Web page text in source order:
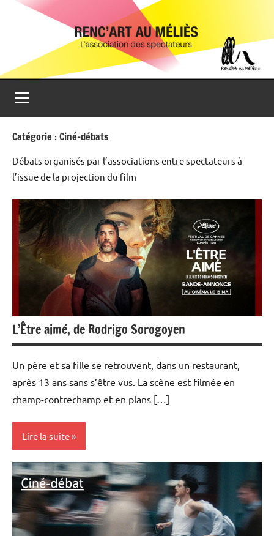
Renc'Art
Méliès
Association
spectateurs
du
cinéma
Le
Montreuil
Catégorie :Ciné-débats
Débats organisés par l’associations entre spectateurs à
l’issue de la projection du film
L’Être aimé, de Rodrigo Sorogoyen
Un père et sa fille se retrouvent, dans un restaurant,
après 13 ans sans s’être vus. La scène est filmée en
champ-contrechamp et en plans […]
Lire la suite
Ciné-
débats